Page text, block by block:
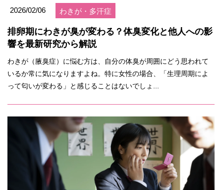
2026/02/06 わきが・多汗症
排卵期にわきが臭が変わる？体臭変化と他人への影
響を最新研究から解説
わきが（腋臭症）に悩む方は、自分の体臭が周囲にどう思われて
いるか常に気になりますよね。特に女性の場合、「生理周期によ
って匂いが変わる」と感じることはないでしょ...